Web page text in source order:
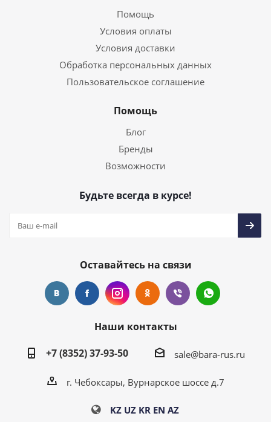
Помощь
Условия оплаты
Условия доставки
Обработка персональных данных
Пользовательское соглашение
Помощь
Блог
Бренды
Возможности
Будьте всегда в курсе!
Оставайтесь на связи
Наши контакты
+7 (8352) 37-93-50
sale@bara-rus.ru
г. Чебоксары, Вурнарское шоссе д.7
KZ UZ KR EN AZ